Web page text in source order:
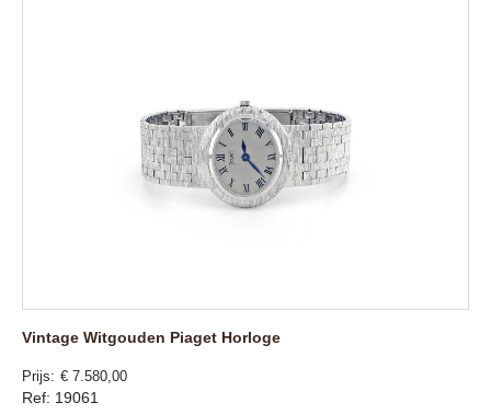
Vintage Witgouden Piaget Horloge
Prijs € 7.580,00
Ref: 19061